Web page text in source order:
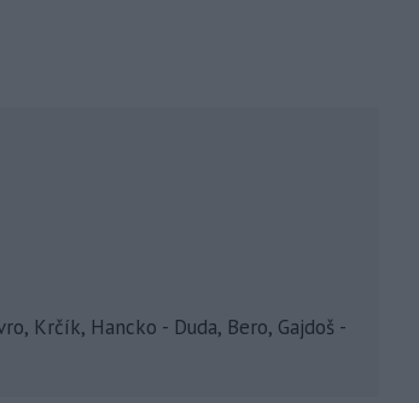
Krčík, Hancko - Duda, Bero, Gajdoš -